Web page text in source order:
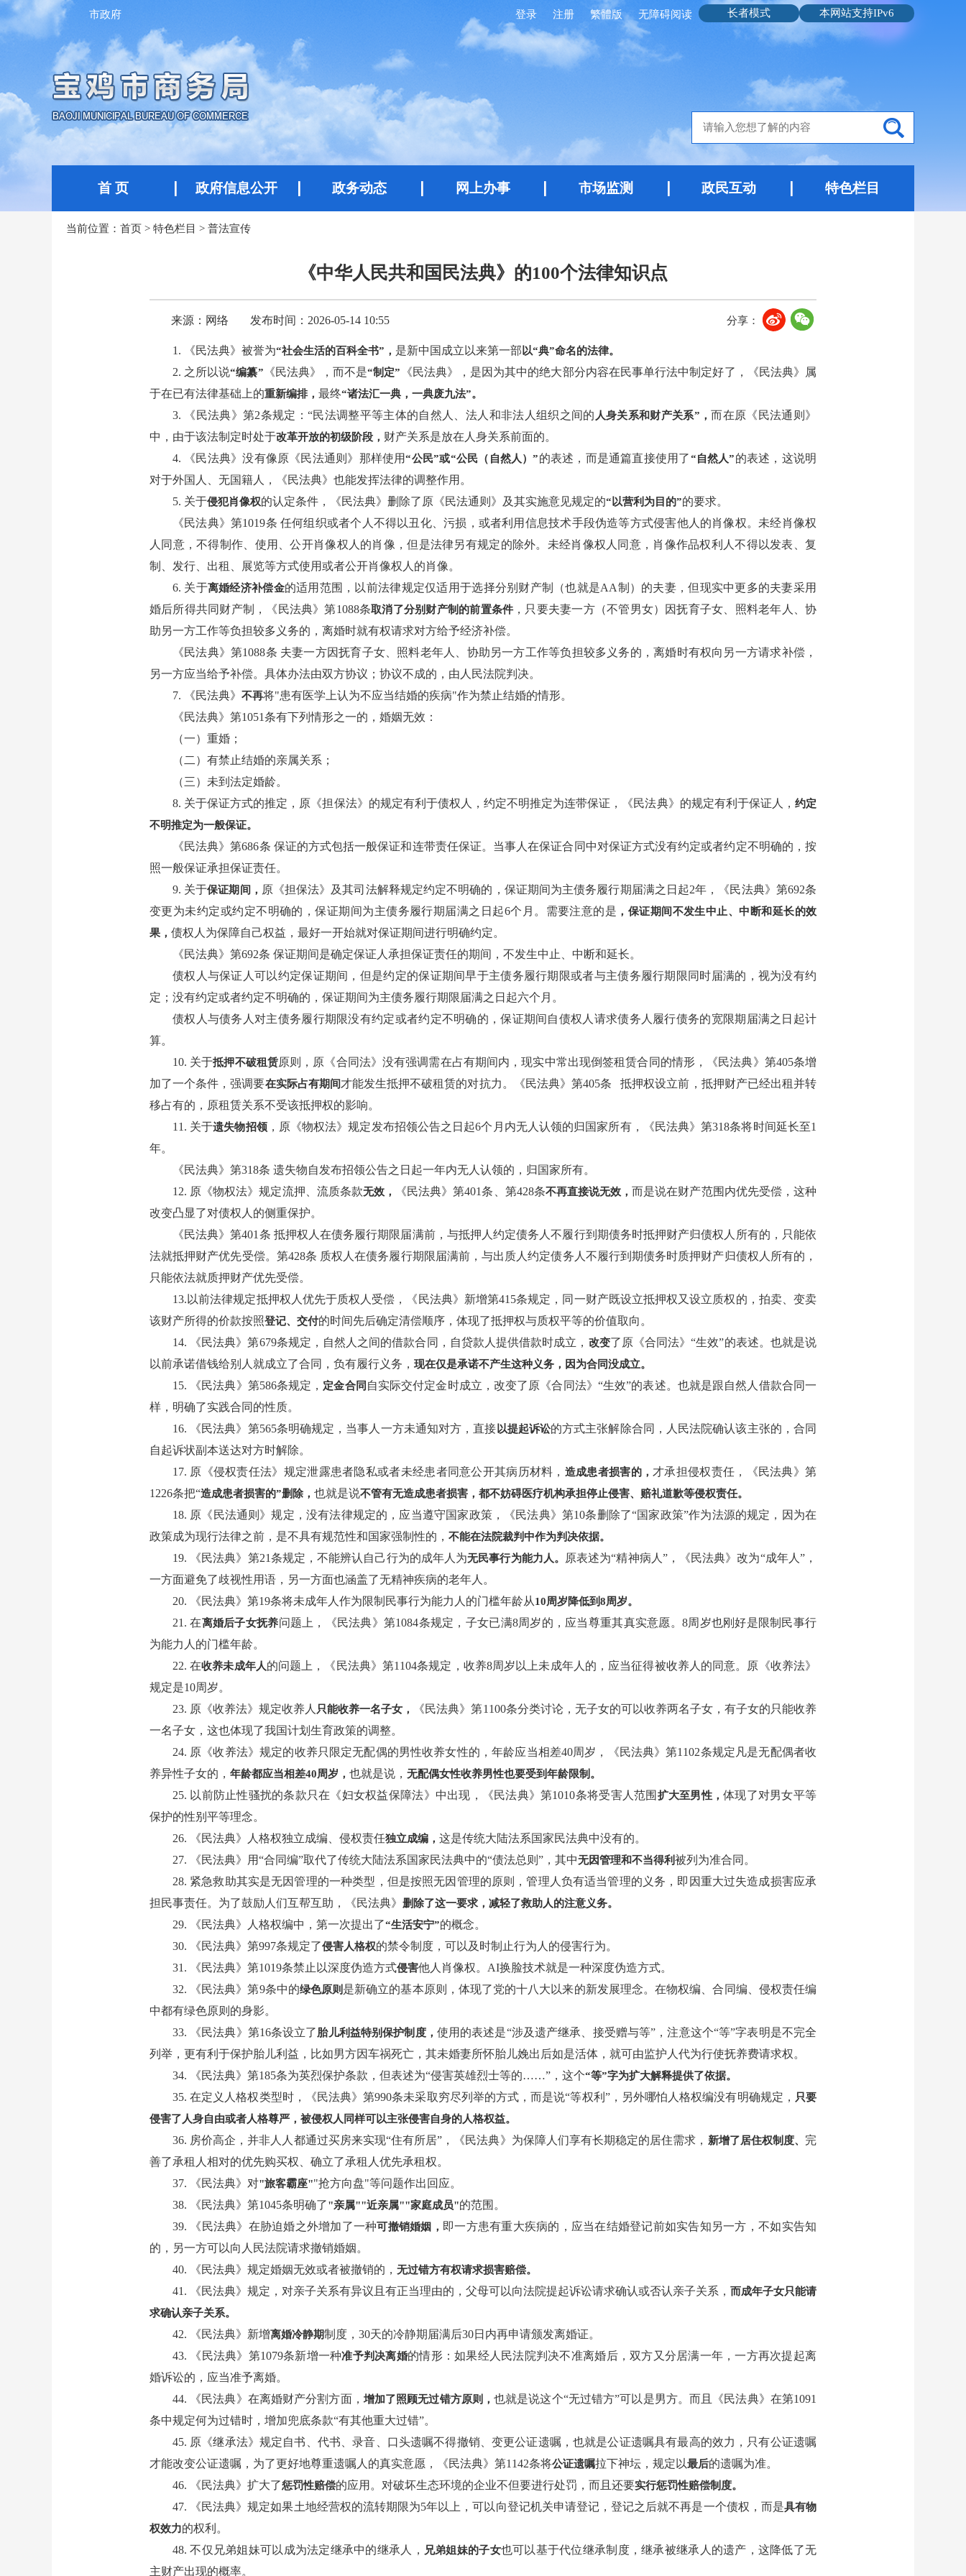
市政府 本网站支持IPv6
长者模式
登录 注册 繁體版 无障碍阅读
首 页 政府信息公开 政务动态 网上办事 市场监测 政民互动 特色栏目
当前位置： 首页 > 特色栏目 > 普法宣传
《中华人民共和国民法典》的100个法律知识点
来源：网络 发布时间：2026-05-14 10:55 分享：
1. 《民法典》被誉为“社会生活的百科全书”， 是新中国成立以来第一部 以“典”命名的法律。
2. 之所以说“编纂” 《民法典》，而不是“制定”
《民法典》，是因为其中的绝大部分内容在民事单行法中制定好了，《民法典》属
于在已有法律基础上的重新编排， 最终“诸法汇一典，一典废九法”。
3. 《民法典》第2条规定：“民法调整平等主体的自然人、法人和非法人组织之间的 人身关系和财产关系”， 而在原《民法通则》
中，由于该法制定时处于改革开放的初级阶段， 财产关系是放在人身关系前面的。
4. 《民法典》没有像原《民法通则》那样使用“公民”或“公民（自然人）”的表述，而是通篇直接使用了“自然人”的表述，这说明
对于外国人、无国籍人，《民法典》也能发挥法律的调整作用。
5. 关于侵犯肖像权的认定条件，《民法典》删除了原《民法通则》及其实施意见规定的“以营利为目的”的要求。
《民法典》第1019条 任何组织或者个人不得以丑化、污损，或者利用信息技术手段伪造等方式侵害他人的肖像权。未经肖像权
人同意，不得制作、使用、公开肖像权人的肖像，但是法律另有规定的除外。未经肖像权人同意，肖像作品权利人不得以发表、复
制、发行、出租、展览等方式使用或者公开肖像权人的肖像。
6. 关于离婚经济补偿金的适用范围，以前法律规定仅适用于选择分别财产制（也就是AA制）的夫妻，但现实中更多的夫妻采用
婚后所得共同财产制，《民法典》第1088条取消了分别财产制的前置条件 ，只要夫妻一方（不管男女）因抚育子女、照料老年人、协
助另一方工作等负担较多义务的，离婚时就有权请求对方给予经济补偿。
《民法典》第1088条 夫妻一方因抚育子女、照料老年人、协助另一方工作等负担较多义务的，离婚时有权向另一方请求补偿，
另一方应当给予补偿。具体办法由双方协议；协议不成的，由人民法院判决。
7. 《民法典》 不再将"患有医学上认为不应当结婚的疾病"作为禁止结婚的情形。
《民法典》第1051条有下列情形之一的，婚姻无效：
（一）重婚；
（二）有禁止结婚的亲属关系；
（三）未到法定婚龄。
8. 关于保证方式的推定，原《担保法》的规定有利于债权人，约定不明推定为连带保证，《民法典》的规定有利于保证人， 约定
不明推定为一般保证。
《民法典》第686条 保证的方式包括一般保证和连带责任保证。当事人在保证合同中对保证方式没有约定或者约定不明确的，按
照一般保证承担保证责任。
9. 关于保证期间， 原《担保法》及其司法解释规定约定不明确的，保证期间为主债务履行期届满之日起2年，《民法典》第692条
变更为未约定或约定不明确的，保证期间为主债务履行期届满之日起6个月。需要注意的是 ，保证期间不发生中止、中断和延长的效
果， 债权人为保障自己权益，最好一开始就对保证期间进行明确约定。
《民法典》第692条 保证期间是确定保证人承担保证责任的期间，不发生中止、中断和延长。
债权人与保证人可以约定保证期间，但是约定的保证期间早于主债务履行期限或者与主债务履行期限同时届满的，视为没有约
定；没有约定或者约定不明确的，保证期间为主债务履行期限届满之日起六个月。
债权人与债务人对主债务履行期限没有约定或者约定不明确的，保证期间自债权人请求债务人履行债务的宽限期届满之日起计
算。
10. 关于抵押不破租赁原则，原《合同法》没有强调需在占有期间内，现实中常出现倒签租赁合同的情形，《民法典》第405条增
加了一个条件，强调要在实际占有期间才能发生抵押不破租赁的对抗力。《民法典》第405条 抵押权设立前，抵押财产已经出租并转
移占有的，原租赁关系不受该抵押权的影响。
11. 关于遗失物招领，原《物权法》规定发布招领公告之日起6个月内无人认领的归国家所有，《民法典》第318条将时间延长至1
年。
《民法典》第318条 遗失物自发布招领公告之日起一年内无人认领的，归国家所有。
12. 原《物权法》规定流押、流质条款无效， 《民法典》第401条、第428条不再直接说无效， 而是说在财产范围内优先受偿，这种
改变凸显了对债权人的侧重保护。
《民法典》第401条 抵押权人在债务履行期限届满前，与抵押人约定债务人不履行到期债务时抵押财产归债权人所有的，只能依
法就抵押财产优先受偿。第428条 质权人在债务履行期限届满前，与出质人约定债务人不履行到期债务时质押财产归债权人所有的，
只能依法就质押财产优先受偿。
13.以前法律规定抵押权人优先于质权人受偿，《民法典》新增第415条规定，同一财产既设立抵押权又设立质权的，拍卖、变卖
该财产所得的价款按照登记、交付的时间先后确定清偿顺序，体现了抵押权与质权平等的价值取向。
14. 《民法典》第679条规定，自然人之间的借款合同，自贷款人提供借款时成立， 改变了原《合同法》“生效”的表述。也就是说
以前承诺借钱给别人就成立了合同，负有履行义务， 现在仅是承诺不产生这种义务，因为合同没成立。
15. 《民法典》第586条规定， 定金合同 自实际交付定金时成立，改变了原《合同法》“生效”的表述。也就是跟自然人借款合同一
样，明确了实践合同的性质。
16. 《民法典》第565条明确规定，当事人一方未通知对方，直接 以提起诉讼的方式主张解除合同，人民法院确认该主张的，合同
自起诉状副本送达对方时解除。
17. 原《侵权责任法》规定泄露患者隐私或者未经患者同意公开其病历材料， 造成患者损害的， 才承担侵权责任，《民法典》第
1226条把“造成患者损害的”删除， 也就是说不管有无造成患者损害，都不妨碍医疗机构承担停止侵害、赔礼道歉等侵权责任。
18. 原《民法通则》规定，没有法律规定的，应当遵守国家政策，《民法典》第10条删除了“国家政策”作为法源的规定，因为在
政策成为现行法律之前，是不具有规范性和国家强制性的， 不能在法院裁判中作为判决依据。
19. 《民法典》第21条规定，不能辨认自己行为的成年人为无民事行为能力人。
原表述为“精神病人”，《民法典》改为“成年人”，
一方面避免了歧视性用语，另一方面也涵盖了无精神疾病的老年人。
20. 《民法典》第19条将未成年人作为限制民事行为能力人的门槛年龄从10周岁降低到8周岁。
21. 在离婚后子女抚养问题上，《民法典》第1084条规定，子女已满8周岁的，应当尊重其真实意愿。8周岁也刚好是限制民事行
为能力人的门槛年龄。
22. 在收养未成年人的问题上，《民法典》第1104条规定，收养8周岁以上未成年人的，应当征得被收养人的同意。原《收养法》
规定是10周岁。
23. 原《收养法》规定收养人 只能收养一名子女，
《民法典》第1100条分类讨论，无子女的可以收养两名子女，有子女的只能收养
一名子女，这也体现了我国计划生育政策的调整。
24. 原《收养法》规定的收养只限定无配偶的男性收养女性的，年龄应当相差40周岁，《民法典》第1102条规定凡是无配偶者收
养异性子女的， 年龄都应当相差40周岁， 也就是说， 无配偶女性收养男性也要受到年龄限制。
25. 以前防止性骚扰的条款只在《妇女权益保障法》中出现，《民法典》第1010条将受害人范围 扩大至男性，体现了对男女平等
保护的性别平等理念。
26. 《民法典》人格权独立成编、侵权责任独立成编， 这是传统大陆法系国家民法典中没有的。
27. 《民法典》用“合同编”取代了传统大陆法系国家民法典中的“债法总则”，其中无因管理和不当得利被列为准合同。
28. 紧急救助其实是无因管理的一种类型，但是按照无因管理的原则，管理人负有适当管理的义务，即因重大过失造成损害应承
担民事责任。为了鼓励人们互帮互助，《民法典》 删除了这一要求，减轻了救助人的注意义务。
29. 《民法典》人格权编中，第一次提出了“生活安宁”的概念。
30. 《民法典》第997条规定了侵害人格权的禁令制度，可以及时制止行为人的侵害行为。
31. 《民法典》第1019条禁止以深度伪造方式侵害他人肖像权。AI换脸技术就是一种深度伪造方式。
32. 《民法典》第9条中的绿色原则 是新确立的基本原则，体现了党的十八大以来的新发展理念。在物权编、合同编、侵权责任编
中都有绿色原则的身影。
33. 《民法典》第16条设立了胎儿利益特别保护制度， 使用的表述是“涉及遗产继承、接受赠与等”，注意这个“等”字表明是不完全
列举，更有利于保护胎儿利益，比如男方因车祸死亡，其未婚妻所怀胎儿娩出后如是活体，就可由监护人代为行使抚养费请求权。
34. 《民法典》第185条为英烈保护条款，但表述为“侵害英雄烈士等的……”，这个“等”字为扩大解释提供了依据。
35. 在定义人格权类型时，《民法典》第990条未采取穷尽列举的方式，而是说“等权利”，另外哪怕人格权编没有明确规定， 只要
侵害了人身自由或者人格尊严，被侵权人同样可以主张侵害自身的人格权益。
36. 房价高企，并非人人都通过买房来实现“住有所居”，《民法典》为保障人们享有长期稳定的居住需求， 新增了居住权制度、 完
善了承租人相对的优先购买权、确立了承租人优先承租权。
37. 《民法典》对"旅客霸座""抢方向盘"等问题作出回应。
38. 《民法典》第1045条明确了"亲属""近亲属""家庭成员"的范围。
39. 《民法典》在胁迫婚之外增加了一种可撤销婚姻， 即一方患有重大疾病的，应当在结婚登记前如实告知另一方，不如实告知
的，另一方可以向人民法院请求撤销婚姻。
40. 《民法典》规定婚姻无效或者被撤销的， 无过错方有权请求损害赔偿。
41. 《民法典》规定，对亲子关系有异议且有正当理由的，父母可以向法院提起诉讼请求确认或否认亲子关系， 而成年子女只能请
求确认亲子关系。
42. 《民法典》新增离婚冷静期制度，30天的冷静期届满后30日内再申请颁发离婚证。
43. 《民法典》第1079条新增一种准予判决离婚的情形：如果经人民法院判决不准离婚后，双方又分居满一年，一方再次提起离
婚诉讼的，应当准予离婚。
44. 《民法典》在离婚财产分割方面，增加了照顾无过错方原则，也就是说这个“无过错方”可以是男方。而且《民法典》在第1091
条中规定何为过错时，增加兜底条款“有其他重大过错”。
45. 原《继承法》规定自书、代书、录音、口头遗嘱不得撤销、变更公证遗嘱，也就是公证遗嘱具有最高的效力，只有公证遗嘱
才能改变公证遗嘱，为了更好地尊重遗嘱人的真实意愿，《民法典》第1142条将公证遗嘱拉下神坛，规定以最后的遗嘱为准。
46. 《民法典》扩大了惩罚性赔偿的应用。对破坏生态环境的企业不但要进行处罚，而且还要实行惩罚性赔偿制度。
47. 《民法典》规定如果土地经营权的流转期限为5年以上，可以向登记机关申请登记，登记之后就不再是一个债权，而是具有物
权效力的权利。
48. 不仅兄弟姐妹可以成为法定继承中的继承人，
兄弟姐妹的子女也可以基于代位继承制度，继承被继承人的遗产，这降低了无
主财产出现的概率。